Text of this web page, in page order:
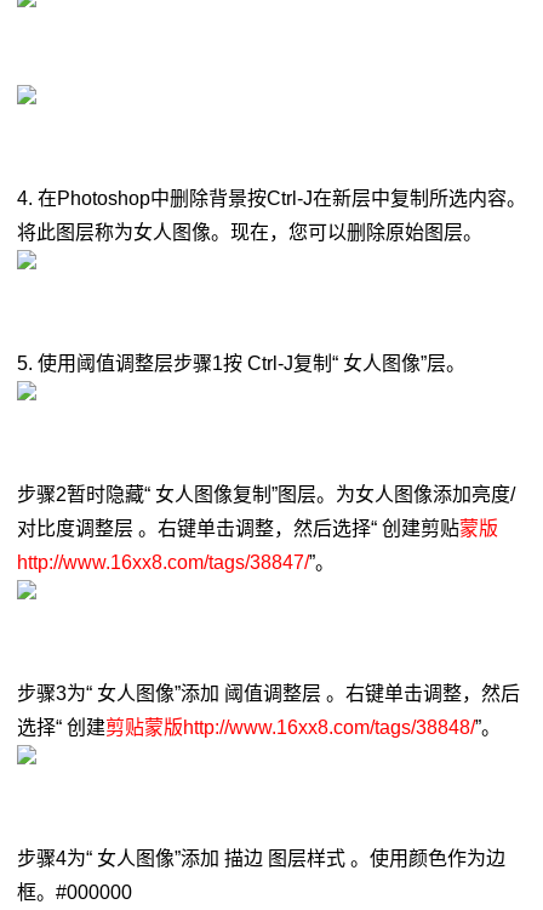
4. 在Photoshop中删除背景按Ctrl-J在新层中复制所选内容。
将此图层称为女人图像。现在，您可以删除原始图层。
5. 使用阈值调整层步骤1按 Ctrl-J复制“ 女人图像”层。
步骤2暂时隐藏“ 女人图像复制”图层。为女人图像添加亮度/
对比度调整层 。右键单击调整，然后选择“ 创建剪贴蒙版
http://www.16xx8.com/tags/38847/”。
步骤3为“ 女人图像”添加 阈值调整层 。右键单击调整，然后
选择“ 创建剪贴蒙版http://www.16xx8.com/tags/38848/”。
步骤4为“ 女人图像”添加 描边 图层样式 。使用颜色作为边
框。#000000